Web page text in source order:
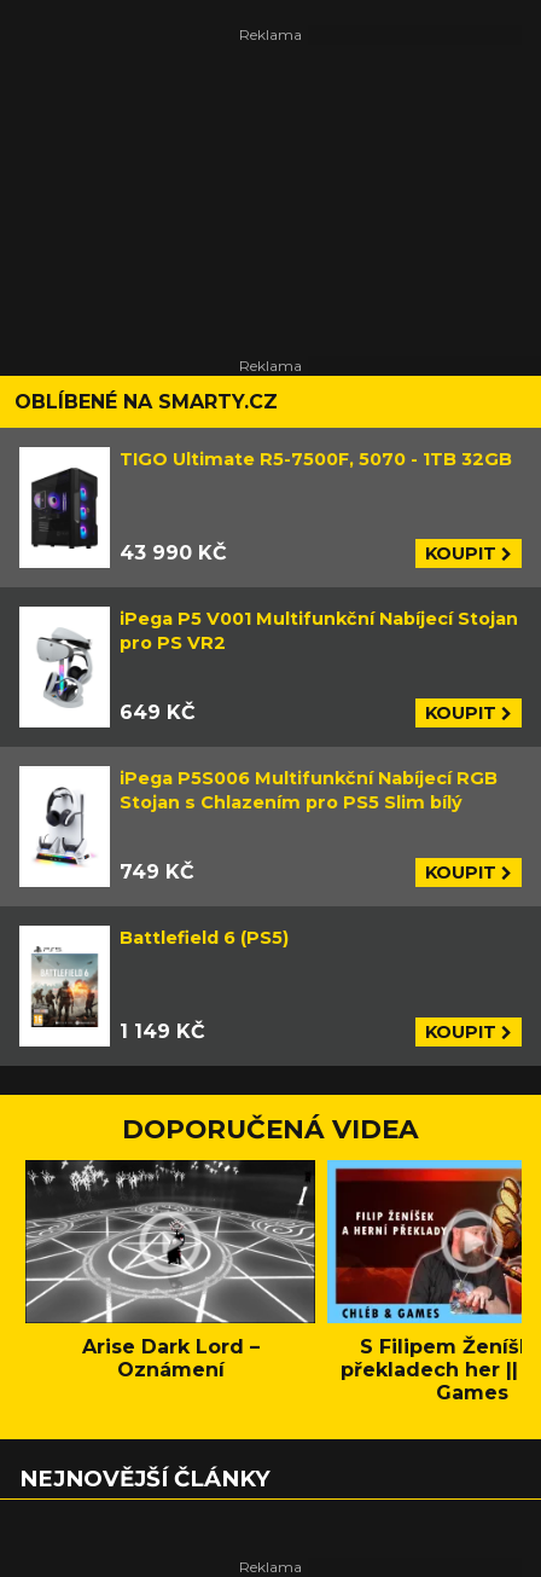
OBLÍBENÉ NA SMARTY.CZ
TIGO Ultimate R5-7500F, 5070 - 1TB 32GB
43 990 KČ KOUPIT
iPega P5 V001 Multifunkční Nabíjecí Stojan
pro PS VR2
649 KČ KOUPIT
iPega P5S006 Multifunkční Nabíjecí RGB
Stojan s Chlazením pro PS5 Slim bílý
749 KČ KOUPIT
Battlefield 6 (PS5)
1 149 KČ KOUPIT
DOPORUČENÁ VIDEA
Arise Dark Lord –
Oznámení
S Filipem
překladech her ||
Games
NEJNOVĚJŠÍ ČLÁNKY